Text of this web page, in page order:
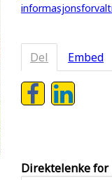
Del Embed
Direktelenke for